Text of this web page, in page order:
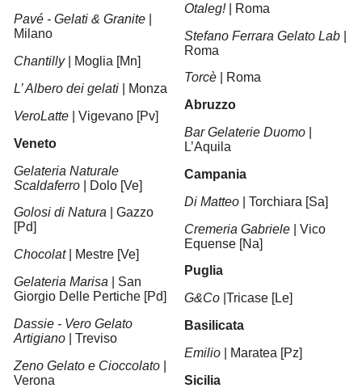
Pavé - Gelati & Granite
Milano
Chantilly| Moglia [Mn]
L’ Albero dei gelati | Monza
VeroLatte | Vigevano [Pv]
Veneto
Gelateria Naturale
Scaldaferro | Dolo [Ve]
Golosi di Natura | Gazzo
[Pd]
Chocolat| Mestre [Ve]
Gelateria Marisa | San
Giorgio Delle Pertiche [Pd]
Dassie - Vero Gelato
Artigiano | Treviso
Zeno Gelato e Cioccolato
Verona
Otaleg!| Roma
Stefano Ferrara Gelato Lab
Roma
Torcè | Roma
Abruzzo
Bar Gelaterie Duomo
L’Aquila
Campania
Di Matteo | Torchiara [Sa]
Cremeria Gabriele | Vico
Equense [Na]
Puglia
G&Co |Tricase [Le]
Basilicata
Emilio
| Maratea [Pz]
Sicilia